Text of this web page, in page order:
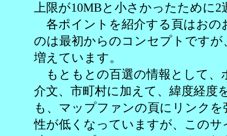
上限が10MBと小さかったために
各ポイントを紹介する頁はおの
のは最初からのコンセプトです
増えています。
もともとの百選の情報として、
介文、市町村に加えて、緯度経度
も、マップファンの頁にリンク
性が低くなっていますが、この